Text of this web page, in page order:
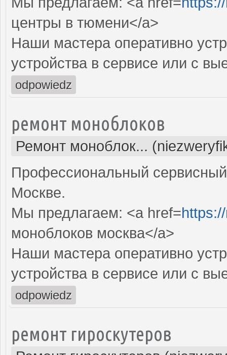
центры в тюмени</a>
Наши мастера оперативно
устройства в сервисе или с
odpowiedz
ремонт моноблоков
Ремонт моноблок...
Профессиональный
Москве.
Мы предлагаем: <a href=
моноблоков москва</a>
Наши мастера оперативно
устройства в сервисе или с
odpowiedz
ремонт гироскутеров